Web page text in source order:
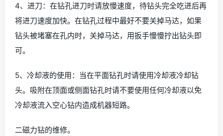
4、进刀：在钻孔进刀时请放慢速度，待钻头完全吃进后再
将进刀速度加快。在钻孔过程中最好不要关掉马达，如果
钻头被堵塞在孔内时，关掉马达，用扳手慢慢拧出钻头即
可。
5、冷却液的使用：当在平面钻孔时请使用冷却液冷却钻
头。吸附在顶面或侧面钻孔时请不要使用任何冷却液以免
冷却液流入空心钻内造成机器短路。
二磁力钻的维修。